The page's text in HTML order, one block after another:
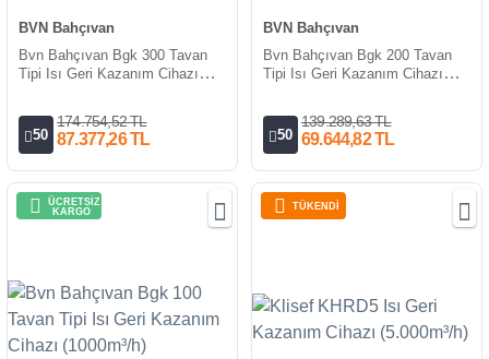
BVN Bahçıvan
Bvn Bahçıvan Bgk 300 Tavan
Tipi Isı Geri Kazanım Cihazı
50
174.754,52 TL
87.377,26 TL
BVN Bahçıvan
Bvn Bahçıvan Bgk 200 Tavan
Tipi Isı Geri Kazanım Cihazı
50
139.289,63 TL
69.644,82 TL
ÜCRETSİZ
KARGO
TÜKENDİ